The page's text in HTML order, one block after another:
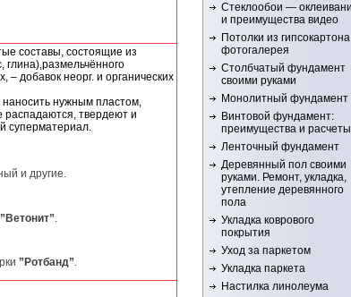
составы, состоящие из
глина),размельчённого
добавок неорг. и органических
нужным пластом,
распадаются, твердеют и
суперматериал.
и другие.
”Ветонит”
”Ротбанд”
Стеклообои —
и преимущества видео
Потолки из гипсокартона
фотогалерея
Столбчатый фундамент
своими руками
Монолитный фундамент
Винтовой фундамент:
преимущества и расчеты
Ленточный фундамент
Деревянный пол своими
руками. Ремонт, укладка,
утепление деревянного
пола
Укладка коврового
покрытия
Уход за паркетом
Укладка паркета
Настилка линолеума